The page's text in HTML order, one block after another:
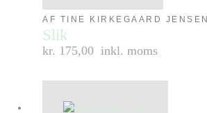
AF TINE KIRKEGAARD JENSEN
Slik
kr. 175,00 inkl. moms